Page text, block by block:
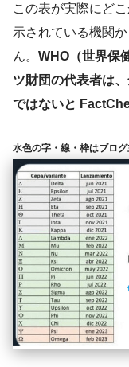
この表が実際にど
示されている機関
ん。 WHO（世界保
ツ財団の代表者は
ではないと
水色の字・線・枠はブロ